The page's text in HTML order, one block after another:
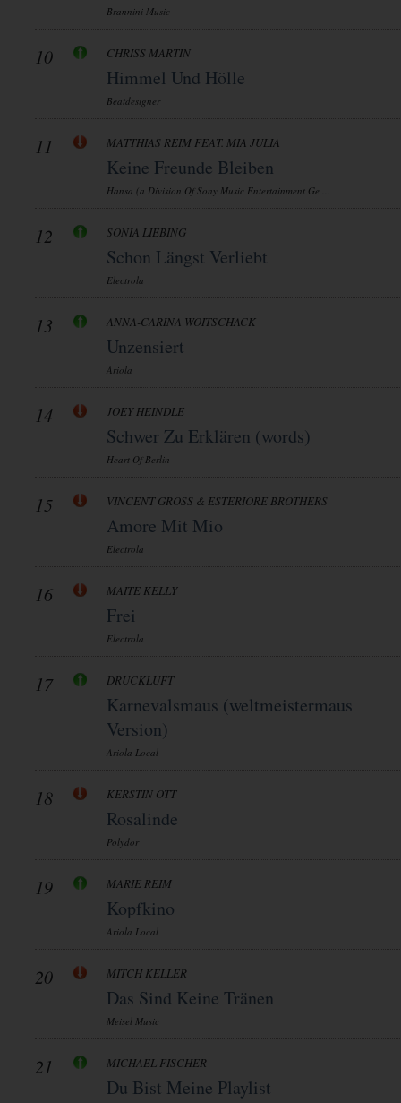
Brannini Music
10 CHRISS MARTIN
Himmel Und Hölle
Beatdesigner
11 MATTHIAS REIM FEAT. MIA JULIA
Keine Freunde Bleiben
Hansa (a Division Of Sony Music Entertainment Ge ...
12 SONIA LIEBING
Schon Längst Verliebt
Electrola
13 ANNA-CARINA WOITSCHACK
Unzensiert
Ariola
14 JOEY HEINDLE
Schwer Zu Erklären (words)
Heart Of Berlin
15 VINCENT GROSS & ESTERIORE BROTHERS
Amore Mit Mio
Electrola
16 MAITE KELLY
Frei
Electrola
17 DRUCKLUFT
Karnevalsmaus (weltmeistermaus
Version)
Ariola Local
18 KERSTIN OTT
Rosalinde
Polydor
19 MARIE REIM
Kopfkino
Ariola Local
20 MITCH KELLER
Das Sind Keine Tränen
Meisel Music
21 MICHAEL FISCHER
Du Bist Meine Playlist